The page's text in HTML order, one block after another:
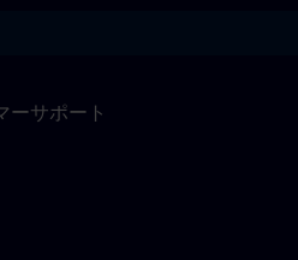
ーサポート